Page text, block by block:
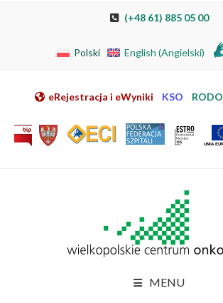
Przeskocz do nawigacji
Przejdź do mapy strony
Przejdź do elektronicznej rejestracji pacjenta
(+48 61) 885 05 00
Polski English (Angielski)
eRejestracja i eWyniki KSO RODO
MENU